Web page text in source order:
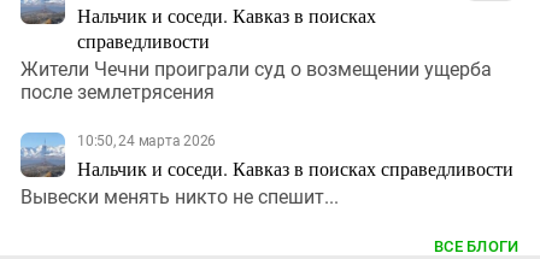
Нальчик и соседи. Кавказ в поисках
справедливости
Жители Чечни проиграли суд о возмещении ущерба
после землетрясения
10:50, 24 марта 2026
Нальчик и соседи. Кавказ в поисках справедливости
Вывески менять никто не спешит...
ВСЕ БЛОГИ